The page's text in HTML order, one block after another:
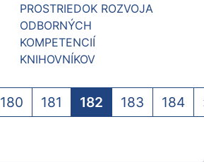
PROSTRIEDOK ROZVOJA
ODBORNÝCH
KOMPETENCIÍ
KNIHOVNÍKOV
180 181 182 183 184